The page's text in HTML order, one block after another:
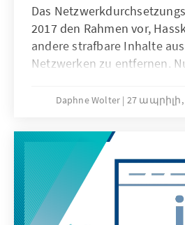
Das
2017 den Rahmen vor,
andere strafbare Inhalte
Netzwerken zu entfernen.
Daphne Wolter 27 ապրիլի,